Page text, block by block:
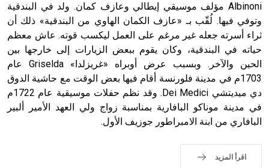
Albinoni مؤلف موسيقي إيطالي وعازف كمان. ولد في البندقية
وتوفي فيها. لُقّب بـ «عازف الكمان الهاوي من البندقية» ذلك أن
ثراء أسرته جعله غير مرغم على العمل ليكسب قوته. عاش معظم
حياته في البندقية، وكان يقوم ببعض الزيارات إلى خارجها بين
الحين والآخر. وبسبب عرض أوبراه «غريزلدا» Griselda عام
1703م في مدينة فلورنسة أقام فيها بعض الوقت مع حاشية الدوق
دي ميديتشي Dei Medici. وقد نظم حفلات موسيقية عام 1722م
في مدينة موناكو البافارية بمناسبة زواج ولي العهد الأمير ألبير
البافاري من ابنة الامبراطور جوزيف الأول.
اقرأ المزيد